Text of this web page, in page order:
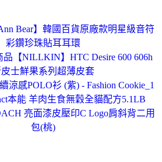
Bear】韓國百貨原廠款明星級音符
彩鑽珍珠貼耳耳環
品【NILLKIN】HTC Desire 600 606h
士鮮果系列超薄皮套
涼感POLO衫 (紫) - Fashion Cookie_1
本能 羊肉生食無穀全貓配方5.1LB
亮面漆皮壓印C Logo肩斜背二用
包(桃)